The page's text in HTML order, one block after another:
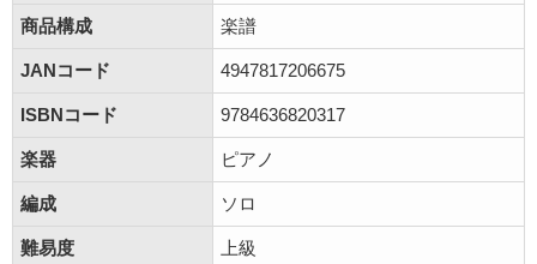
商品構成 楽譜
JANコード 4947817206675
ISBNコード 9784636820317
楽器 ピアノ
編成 ソロ
難易度 上級